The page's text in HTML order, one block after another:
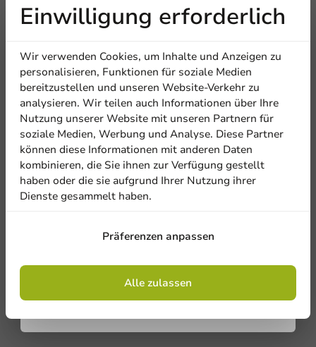
Karneval
Kartonsnackbox Braun/Weiß (Groß)
145x80x53mm - 360 Stk/Karton
360 Einheiten
Einwilligung erforderlich
Wir verwenden Cookies, um Inhalte und Anzeigen zu
personalisieren, Funktionen für soziale Medien
bereitzustellen und unseren Website-Verkehr zu
analysieren. Wir teilen auch Informationen über Ihre
Nutzung unserer Website mit unseren Partnern für
soziale Medien, Werbung und Analyse. Diese Partner
können diese Informationen mit anderen Daten
kombinieren, die Sie ihnen zur Verfügung gestellt
haben oder die sie aufgrund Ihrer Nutzung ihrer
Dienste gesammelt haben.
Präferenzen anpassen
Alle zulassen
Erhalten Sie
5% Rabatt
Abonnieren Sie unseren
Newsletter!
denAllgemeinen Geschäftsbedingungen
einverstanden
Datenschutzrichtlinie.